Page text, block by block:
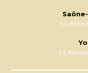
LS
LS